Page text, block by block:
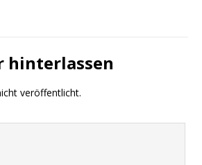
hinterlassen
veröffentlicht.